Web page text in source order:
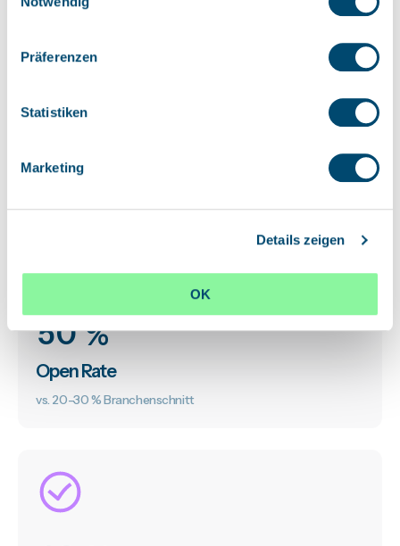
Präferenzen
Statistiken
Marketing
Details zeigen
OK
6
Laufen automatisch, wann immer ein Event Eintritt.
50 %
Open Rate
vs. 20–30 % Branchenschnitt